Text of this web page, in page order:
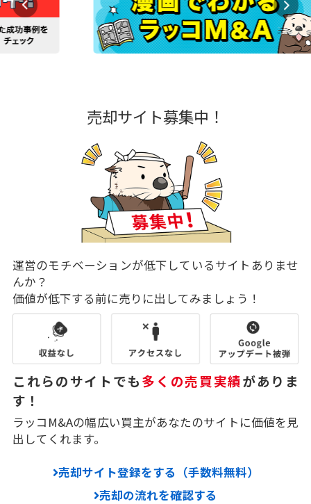
売却サイト募集中！
運営のモチベーションが低下しているサイトありませ
んか？
価値が低下する前に売りに出してみましょう！
これらのサイトでも多くの売買実績がありま
す！
ラッコM&Aの幅広い買主があなたのサイトに価値を見
出してくれます。
売却サイト登録をする（手数料無料）
売却の流れを確認する